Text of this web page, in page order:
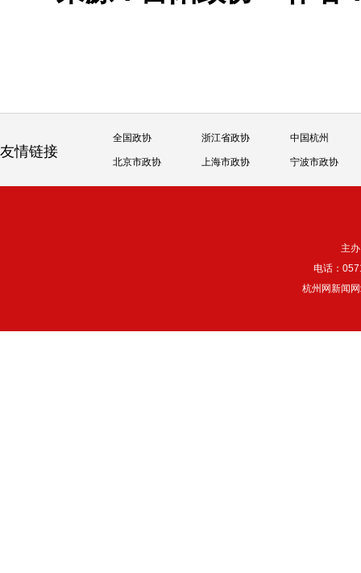
友情链接
全国政协 浙江省政协 中国杭州
北京市政协 上海市政协 宁波市政协
主
电话：
杭州网新闻